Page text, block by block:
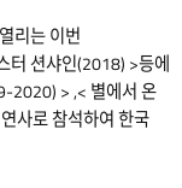
리는 이번
터 션샤인(2018) >등에
2020) > ,< 별에서 온
사로 참석하여 한국